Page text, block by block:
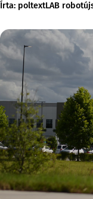
lehetővé teszi az
platformjain és
asszisztensben. A
idejű kivonatokat
Írta: poltextLAB